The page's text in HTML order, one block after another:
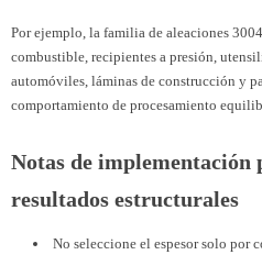
Por ejemplo, la familia de aleaciones
combustible, recipientes a presión,
automóviles, láminas de construcción y
comportamiento de procesamiento
Notas de implementación
resultados estructurales
No seleccione el espesor solo por